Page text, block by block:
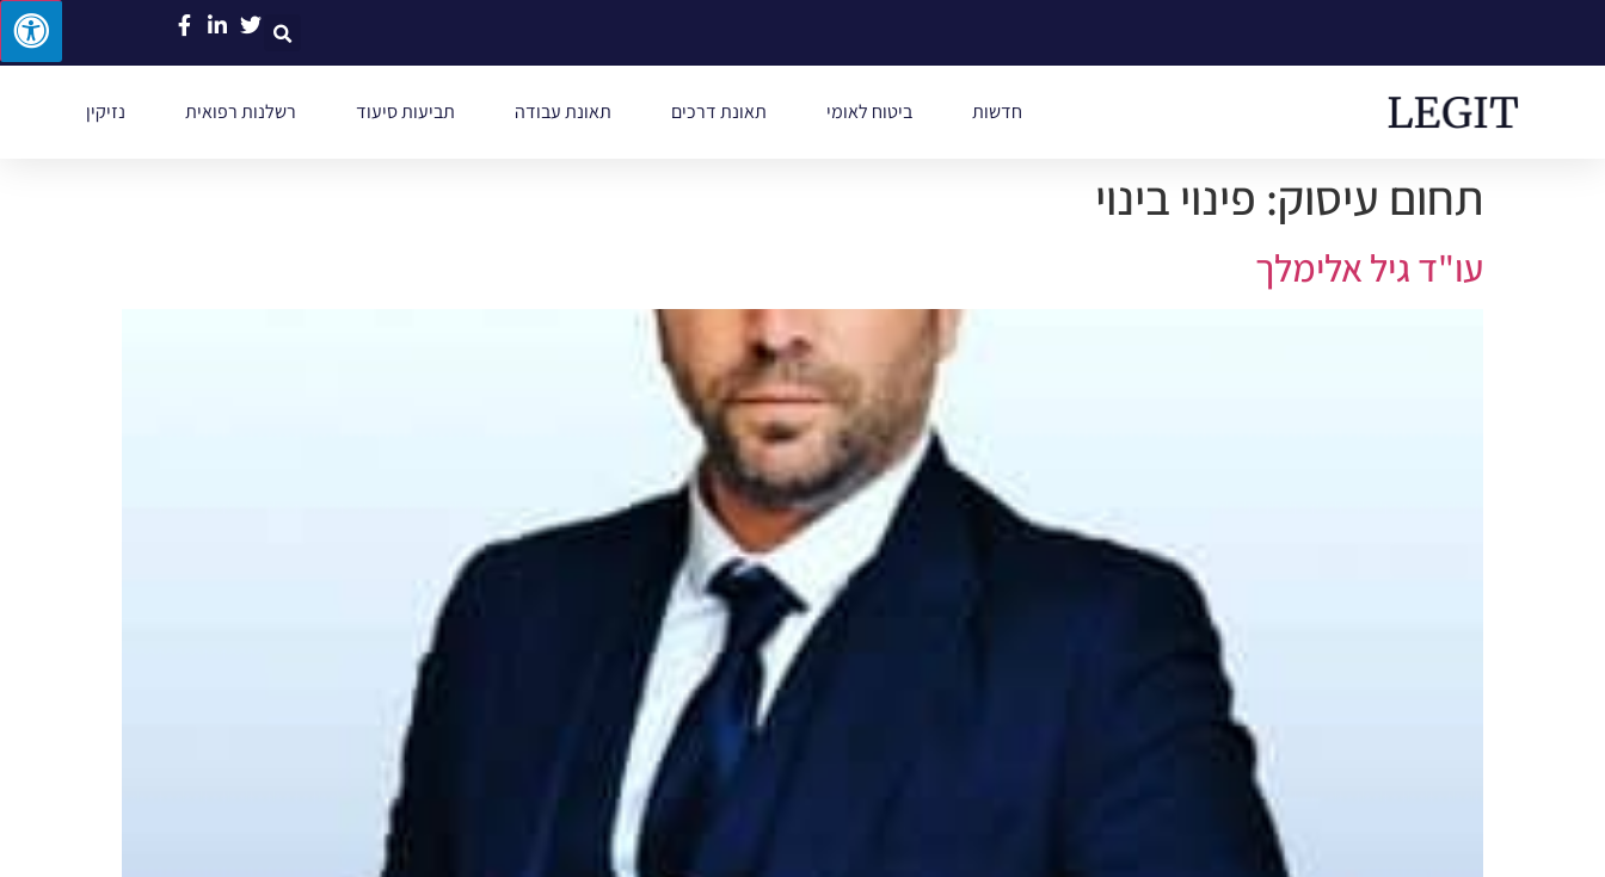
חדשות ביטוח לאומי תאונת דרכים תאונת עבודה תביעות סיעוד רשלנות רפואית נזיקין
תחום עיסוק: פינוי בינוי
עו"ד גיל אלימלך